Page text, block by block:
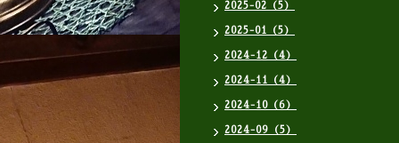
2025-02（5）
2025-01（5）
2024-12（4）
2024-11（4）
2024-10（6）
2024-09（5）